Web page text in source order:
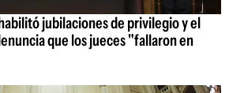
jubilaciones de privilegio y el
que los jueces "fallaron en